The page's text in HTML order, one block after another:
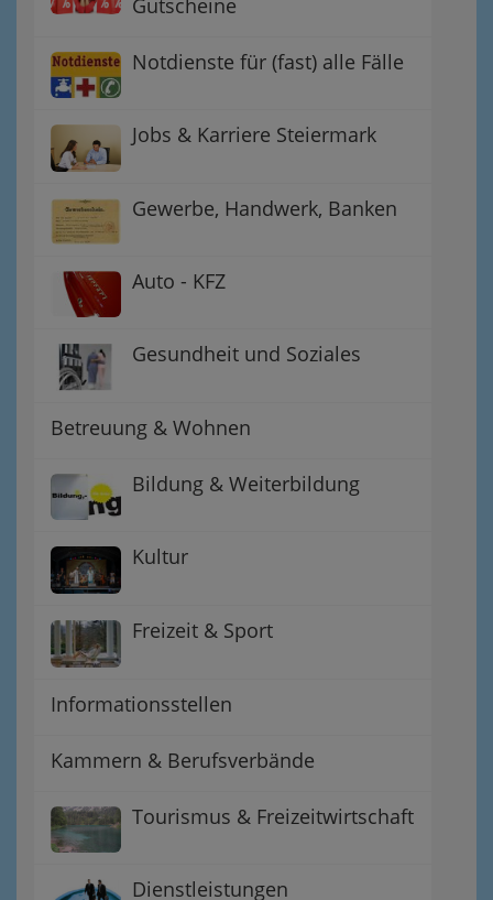
Gutscheine
Notdienste für (fast) alle Fälle
Jobs & Karriere Steiermark
Gewerbe, Handwerk, Banken
Auto - KFZ
Gesundheit und Soziales
Betreuung & Wohnen
Bildung & Weiterbildung
Kultur
Freizeit & Sport
Informationsstellen
Kammern & Berufsverbände
Tourismus & Freizeitwirtschaft
Dienstleistungen